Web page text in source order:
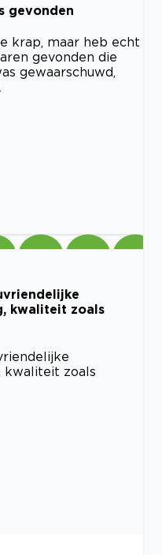
gevonden
krap, maar heb echt
gevonden die
gewaarschuwd,
kwaliteit zoals
kwaliteit zoals